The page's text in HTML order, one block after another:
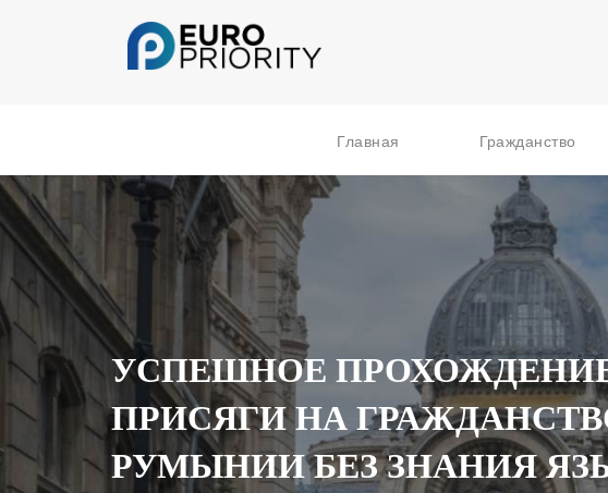
Главная Гражданство
УСПЕШНОЕ
ПРИСЯГИ НА
РУМЫНИИ БЕЗ ЗНАНИЯ